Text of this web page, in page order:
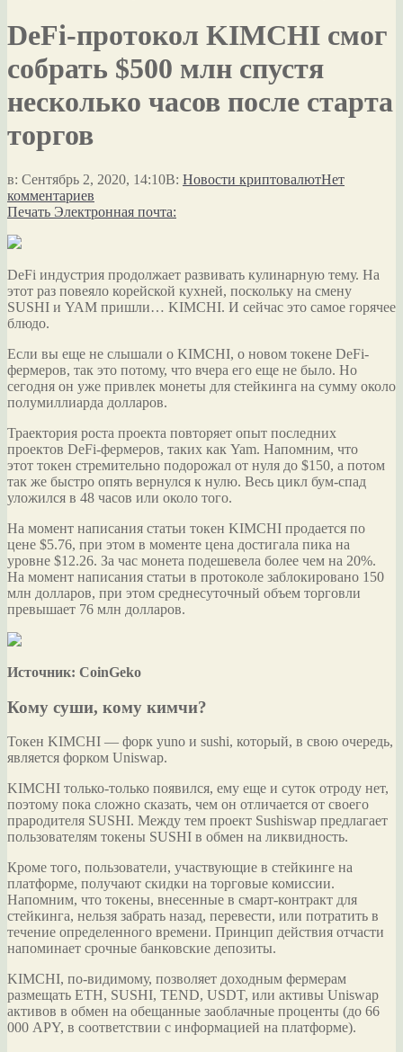
DeFi-протокол KIMCHI смог
собрать $500 млн спустя
несколько часов после старта
торгов
в: Сентябрь 2, 2020, 14:10В: Новости криптовалютНет
комментариев
Печать Электронная почта:
DeFi индустрия продолжает развивать кулинарную тему. На
этот раз повеяло корейской кухней, поскольку на смену
SUSHI и YAM пришли… KIMCHI. И сейчас это самое горячее
блюдо.
Если вы еще не слышали о KIMCHI, о новом токене DeFi-
фермеров, так это потому, что вчера его еще не было. Но
сегодня он уже привлек монеты для стейкинга на сумму около
полумиллиарда долларов.
Траектория роста проекта повторяет опыт последних
проектов DeFi-фермеров, таких как Yam. Напомним, что
этот токен стремительно подорожал от нуля до $150, а потом
так же быстро опять вернулся к нулю. Весь цикл бум-спад
уложился в 48 часов или около того.
На момент написания статьи токен KIMCHI продается по
цене $5.76, при этом в моменте цена достигала пика на
уровне $12.26. За час монета подешевела более чем на 20%.
На момент написания статьи в протоколе заблокировано 150
млн долларов, при этом среднесуточный объем торговли
превышает 76 млн долларов.
Источник: CoinGeko
Кому суши, кому кимчи?
Токен KIMCHI — форк yuno и sushi, который, в свою очередь,
является форком Uniswap.
KIMCHI только-только появился, ему еще и суток отроду нет,
поэтому пока сложно сказать, чем он отличается от своего
прародителя SUSHI. Между тем проект Sushiswap предлагает
пользователям токены SUSHI в обмен на ликвидность.
Кроме того, пользователи, участвующие в стейкинге на
платформе, получают скидки на торговые комиссии.
Напомним, что токены, внесенные в смарт-контракт для
стейкинга, нельзя забрать назад, перевести, или потратить в
течение определенного времени. Принцип действия отчасти
напоминает срочные банковские депозиты.
KIMCHI, по-видимому, позволяет доходным фермерам
размещать ETH, SUSHI, TEND, USDT, или активы Uniswap
активов в обмен на обещанные заоблачные проценты (до 66
000 APY, в соответствии с информацией на платформе).